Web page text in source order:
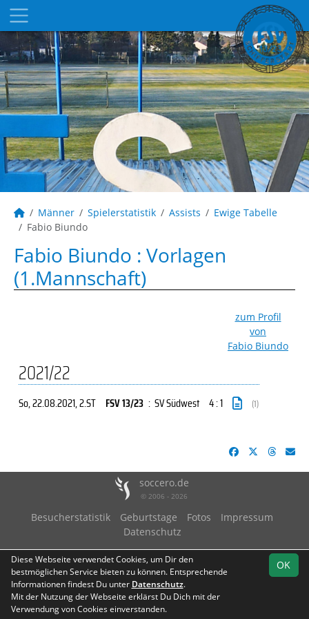
Männer Spielerstatistik Assists
Ewige Tabelle
Fabio Biundo
Fabio Biundo : Vorlagen
(1.Mannschaft)
zum Profil
von
Fabio Biundo
2021/22
So, 22.08.2021, 2.ST FSV 13/23 : SV Südwest 4 : 1 (1)
soccero.de
© 2006 - 2026
Besucherstatistik Geburtstage Fotos
Impressum
Datenschutz
OK
Diese Webseite verwendet Cookies, um Dir den
bestmöglichen Service bieten zu können. Entsprechende
Informationen findest Du unter Datenschutz.
Mit der Nutzung der Webseite erklärst Du Dich mit der
Verwendung von Cookies einverstanden.